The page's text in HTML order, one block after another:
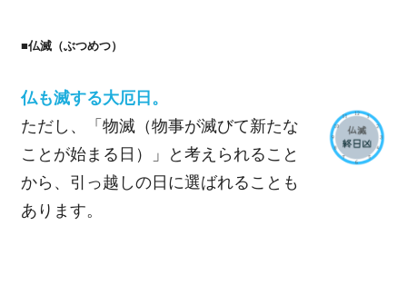
■仏滅（ぶつめつ）
仏も滅する大厄日。
ただし、「物滅（物事が滅びて新たな
ことが始まる日）」と考えられること
から、引っ越しの日に選ばれることも
あります。